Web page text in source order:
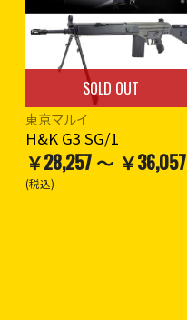
SOLD OUT
東京マルイ
H&K G3 SG/1
￥28,257 ～ ￥36,057
(税込)